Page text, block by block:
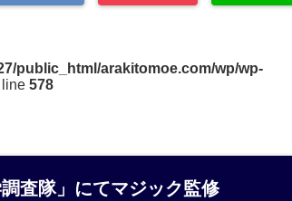
public_html/arakitomoe.com/wp/wp-
578
査隊」にてマジック監修